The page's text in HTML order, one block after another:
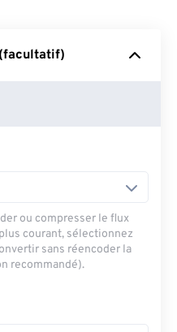
Drive
ou compresser le flux
courant, sélectionnez
sans réencoder la
recommandé).